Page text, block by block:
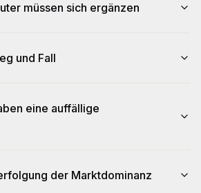
müssen sich ergänzen
und Fall
eine auffällige
der Marktdominanz